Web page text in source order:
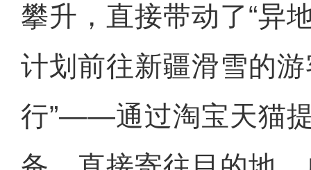
攀升，直接带动了“异
计划前往新疆滑雪的
行”——通过淘宝天猫